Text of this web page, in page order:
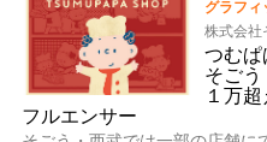
グラフィ
株式会社
つむぱ
そごう
１万
フルエンサー